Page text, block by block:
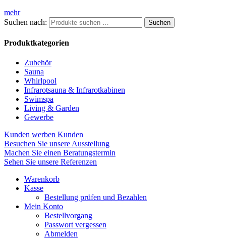
mehr
Suchen nach:
Suchen
Produktkategorien
Zubehör
Sauna
Whirlpool
Infrarotsauna & Infrarotkabinen
Swimspa
Living & Garden
Gewerbe
Kunden werben Kunden
Besuchen Sie unsere Ausstellung
Machen Sie einen Beratungstermin
Sehen Sie unsere Referenzen
Warenkorb
Kasse
Bestellung prüfen und Bezahlen
Mein Konto
Bestellvorgang
Passwort vergessen
Abmelden